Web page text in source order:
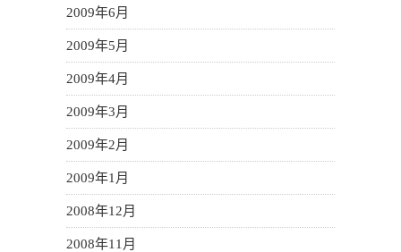
2009年6月
2009年5月
2009年4月
2009年3月
2009年2月
2009年1月
2008年12月
2008年11月